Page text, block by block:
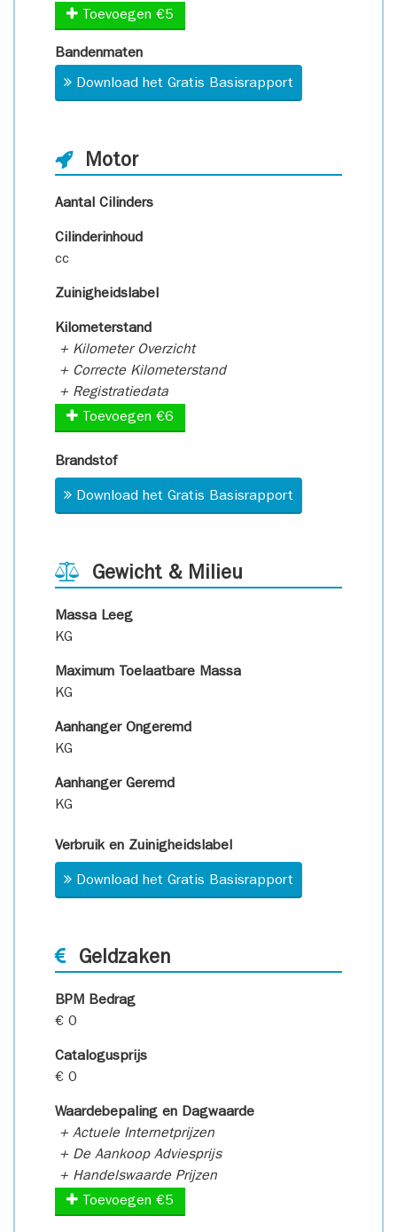
Toevoegen €5
Bandenmaten
Download het Gratis Basisrapport
Motor
Aantal Cilinders
Cilinderinhoud
cc
Zuinigheidslabel
Kilometerstand
+ Kilometer Overzicht
+ Correcte Kilometerstand
+ Registratiedata
Toevoegen €6
Brandstof
Download het Gratis Basisrapport
Gewicht & Milieu
Massa Leeg
KG
Maximum Toelaatbare Massa
KG
Aanhanger Ongeremd
KG
Aanhanger Geremd
KG
Verbruik en Zuinigheidslabel
Download het Gratis Basisrapport
Geldzaken
BPM Bedrag
€ 0
Catalogusprijs
€ 0
Waardebepaling en Dagwaarde
+ Actuele Internetprijzen
+ De Aankoop Adviesprijs
+ Handelswaarde Prijzen
Toevoegen €5